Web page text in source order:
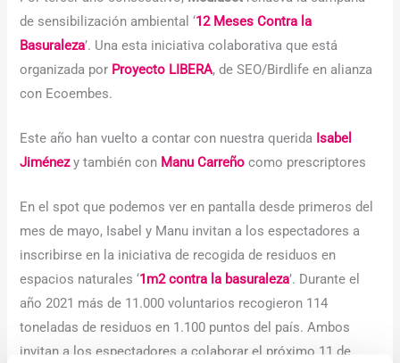
de sensibilización ambiental ‘12 Meses Contra la
Basuraleza’. Una esta iniciativa colaborativa que está
organizada por Proyecto LIBERA, de SEO/Birdlife en alianza
con Ecoembes.
Este año han vuelto a contar con nuestra querida Isabel
Jiménezy también con Manu Carreño como prescriptores
En el spot que podemos ver en pantalla desde primeros del
mes de mayo, Isabel y Manu invitan a los espectadores a
inscribirse en la iniciativa de recogida de residuos en
espacios naturales ‘1m2 contra la basuraleza’. Durante el
año 2021 más de 11.000 voluntarios recogieron 114
toneladas de residuos en 1.100 puntos del país. Ambos
invitan a los espectadores a colaborar el próximo 11 de